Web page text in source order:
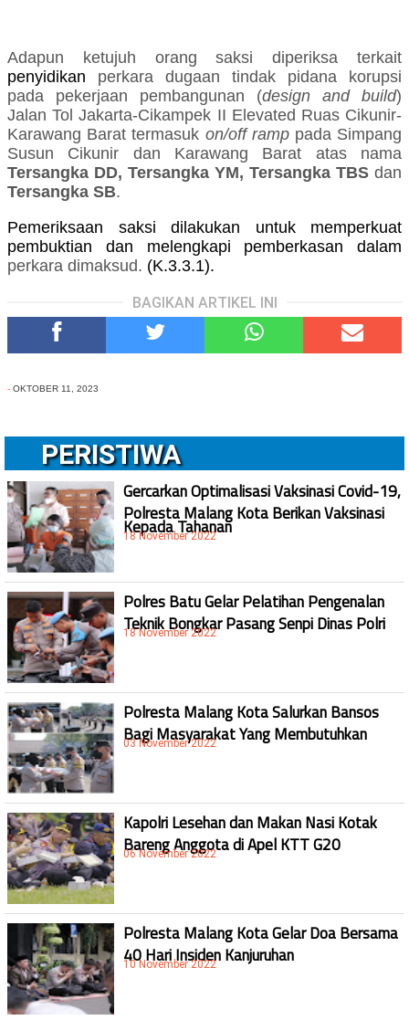
Adapun ketujuh orang saksi diperiksa terkait
penyidikan perkara dugaan tindak pidana korupsi
pada pekerjaan pembangunan (design and build)
Jalan Tol Jakarta-Cikampek II Elevated Ruas Cikunir-
Karawang Barat termasuk on/off ramppada Simpang
Susun Cikunir dan Karawang Barat atas nama
Tersangka DD, Tersangka YM, Tersangka TBS dan
Tersangka SB.
Pemeriksaan saksi dilakukan untuk memperkuat
pembuktian dan melengkapi pemberkasan dalam
perkara dimaksud. (K.3.3.1).
BAGIKAN ARTIKEL INI
- OKTOBER 11, 2023
PERISTIWA
Gercarkan Optimalisasi Vaksinasi Covid-19,
Polresta Malang Kota Berikan Vaksinasi
Kepada Tahanan
18 November 2022
Polres Batu Gelar Pelatihan Pengenalan
Teknik Bongkar Pasang Senpi Dinas Polri
18 November 2022
Polresta Malang Kota Salurkan Bansos
Bagi Masyarakat Yang Membutuhkan
03 November 2022
Kapolri Lesehan dan Makan Nasi Kotak
Bareng Anggota di Apel KTT G20
06 November 2022
Polresta Malang Kota Gelar Doa Bersama
40 Hari Insiden Kanjuruhan
10 November 2022